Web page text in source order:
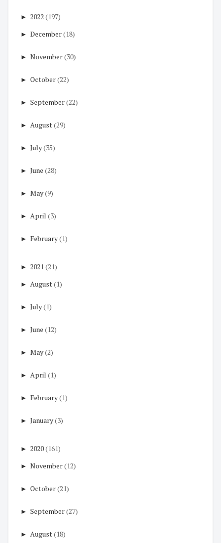
► 2022 (197)
► December(18)
► November(30)
► October(22)
► September(22)
► August(29)
► July(35)
► June (28)
► May(9)
► April (3)
► February(1)
► 2021 (21)
► August(1)
► July(1)
► June (12)
► May(2)
► April (1)
► February(1)
► January(3)
► 2020(161)
► November(12)
► October(21)
► September(27)
► August(18)